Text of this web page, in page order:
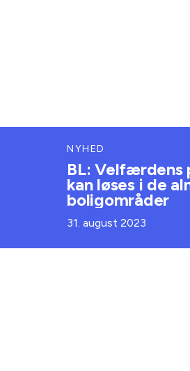
NYHED
BL: Velfærdens
kan løses i de
boligområder
31. august 2023